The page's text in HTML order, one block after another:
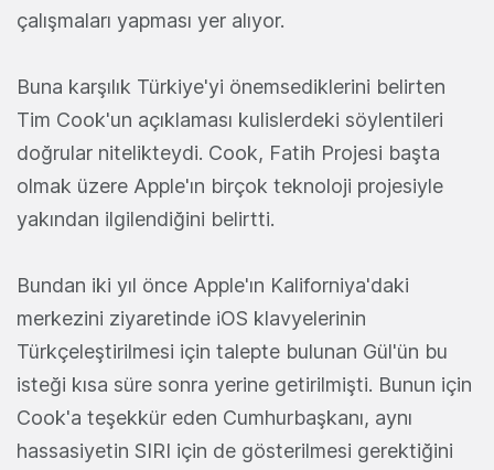
çalışmaları yapması yer alıyor.
Buna karşılık Türkiye'yi önemsediklerini belirten
Tim Cook'un açıklaması kulislerdeki söylentileri
doğrular nitelikteydi. Cook, Fatih Projesi başta
olmak üzere Apple'ın birçok teknoloji projesiyle
yakından ilgilendiğini belirtti.
Bundan iki yıl önce Apple'ın Kaliforniya'daki
merkezini ziyaretinde iOS klavyelerinin
Türkçeleştirilmesi için talepte bulunan Gül'ün bu
isteği kısa süre sonra yerine getirilmişti. Bunun için
Cook'a teşekkür eden Cumhurbaşkanı, aynı
hassasiyetin SIRI için de gösterilmesi gerektiğini